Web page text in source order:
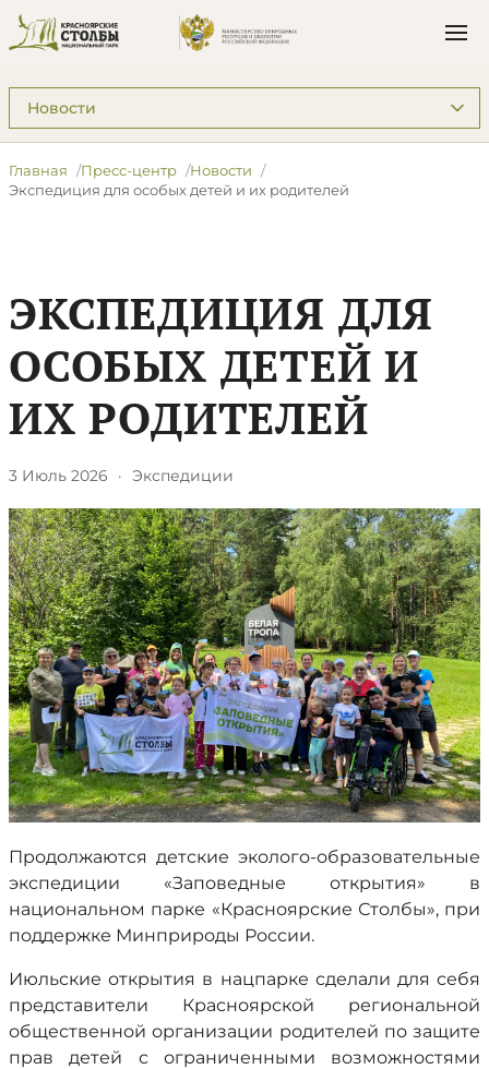
Подразделы: Пресс-центр
Главная Пресс-центр
Новости
Экспедиция для особых детей и их родителей
ЭКСПЕДИЦИЯ ДЛЯ
ОСОБЫХ ДЕТЕЙ И
ИХ РОДИТЕЛЕЙ
3 Июль 2026 · Экспедиции
Продолжаются детские эколого-образовательные
экспедиции «Заповедные открытия» в
национальном парке «Красноярские Столбы», при
поддержке Минприроды России.
Июльские открытия в нацпарке сделали для себя
представители Красноярской региональной
общественной организации родителей по защите
прав детей с ограниченными возможностями